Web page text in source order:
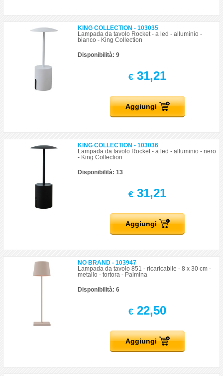
KING COLLECTION - 103035
Lampada da tavolo Rocket - a led - alluminio -
bianco - King Collection
Disponibilità: 9
€31,21
Aggiungi
KING COLLECTION - 103036
Lampada da tavolo Rocket - a led - alluminio - nero
- King Collection
Disponibilità: 13
€31,21
Aggiungi
NO BRAND - 103947
Lampada da tavolo 851 - ricaricabile - 8 x 30 cm -
metallo - tortora - Palmina
Disponibilità: 6
€22,50
Aggiungi